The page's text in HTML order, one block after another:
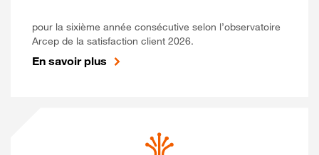
pour la sixième année consécutive selon l’observatoire
Arcep de la satisfaction client 2026.
En savoir plus